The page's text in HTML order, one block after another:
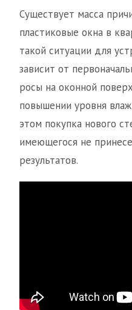
Существует масса
пластиковые окна в
такой ситуации для
зависит от
росы на оконной
повышении уровня
этом покупка нового
имеющегося не
результатов.